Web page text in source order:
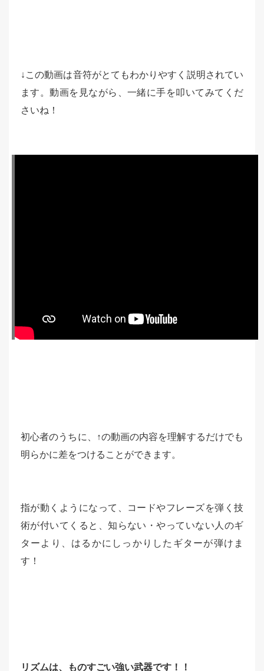
↓この動画は音符がとてもわかりやすく説明されてい
ます。動画を見ながら、一緒に手を叩いてみてくだ
さいね！
初心者のうちに、↑の動画の内容を理解するだけでも
明らかに差をつけることができます。
指が動くようになって、コードやフレーズを弾く技
術が付いてくると、知らない・やっていない人のギ
ターより、はるかにしっかりしたギターが弾けま
す！
リズムは、ものすごい強い武器です！！